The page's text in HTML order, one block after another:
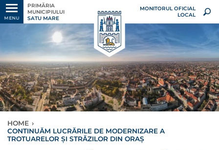
MENU
PRIMĂRIA
MUNICIPIULUI
SATU MARE
MONITORUL OFICIAL
LOCAL
HOME ›
CONTINUĂM LUCRĂRILE DE MODERNIZARE A
TROTUARELOR ȘI STRĂZILOR DIN ORAȘ